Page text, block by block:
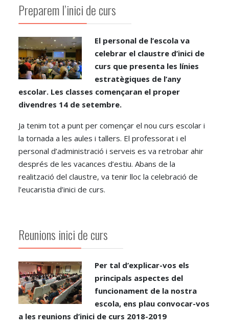
Preparem l’inici de curs
El personal de l’escola va
celebrar el claustre d’inici de
curs que presenta les línies
estratègiques de l’any
escolar. Les classes començaran el proper
divendres 14 de setembre.
Ja tenim tot a punt per començar el nou curs escolar i
la tornada a les aules i tallers. El professorat i el
personal d’administració i serveis es va retrobar ahir
després de les vacances d’estiu. Abans de la
realització del claustre, va tenir lloc la celebració de
l’eucaristia d’inici de curs.
Reunions inici de curs
Per tal d’explicar-vos els
principals aspectes del
funcionament de la nostra
escola, ens plau convocar-vos
a les reunions d’inici de curs 2018-2019